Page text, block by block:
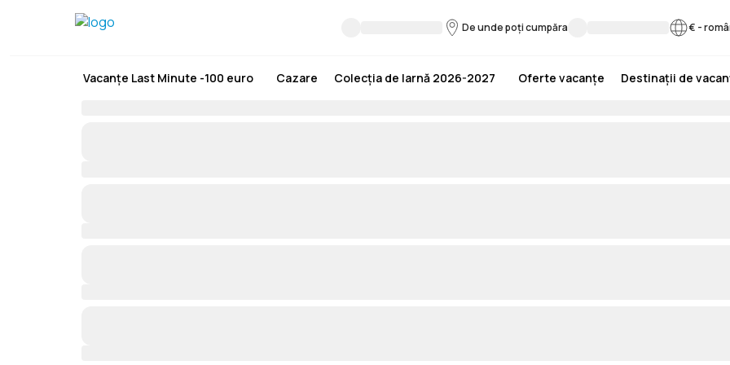
De unde poți cumpăra € -
Vacanțe Last Minute -100 euro Cazare Colecția de Iarnă 2026-2027 Oferte vacanțe Destinații de